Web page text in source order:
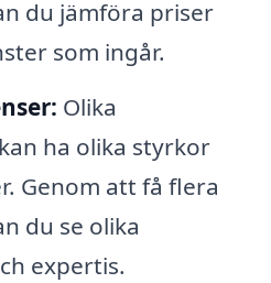
du jämföra priser
som ingår.
Olika
ha olika styrkor
Genom att få flera
du se olika
expertis.